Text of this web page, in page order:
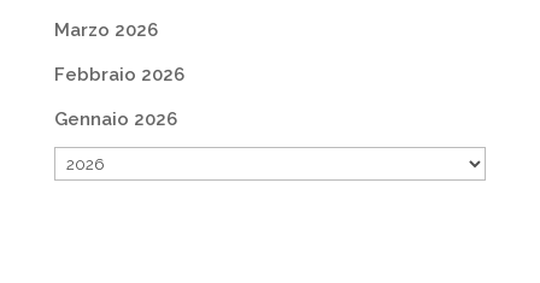
Marzo 2026
Febbraio 2026
Gennaio 2026